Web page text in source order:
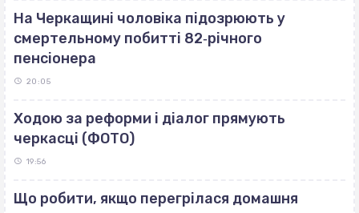
На Черкащині чоловіка підозрюють у
смертельному побитті 82‐річного
пенсіонера
20:05
Ходою за реформи і діалог прямують
черкасці (ФОТО)
19:56
Що робити, якщо перегрілася домашня